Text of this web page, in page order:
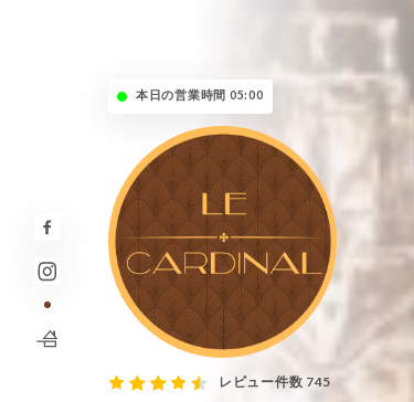
本日の営業時間 05:00
レビュー件数 745